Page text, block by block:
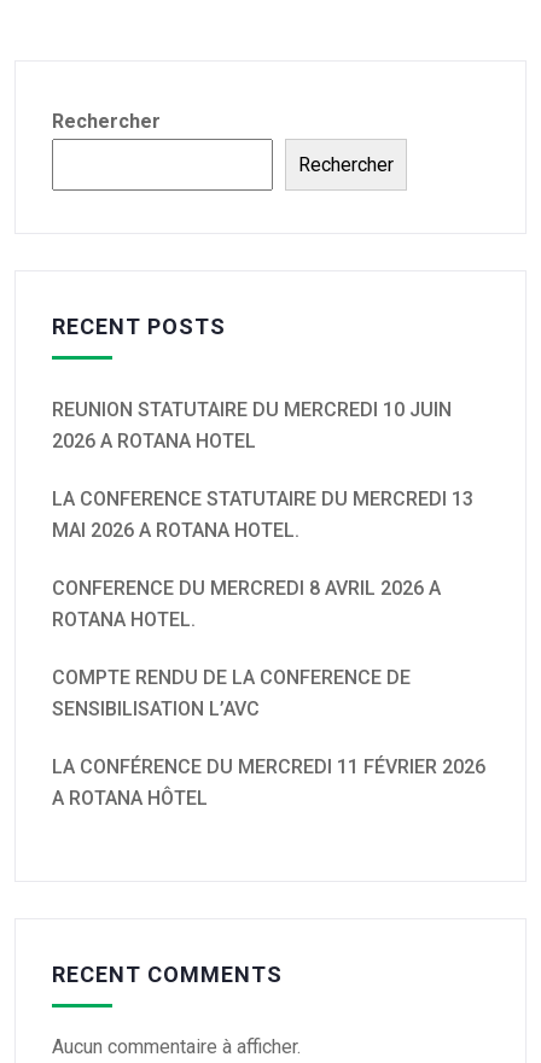
Rechercher
Rechercher
RECENT POSTS
REUNION STATUTAIRE DU MERCREDI 10 JUIN
2026 A ROTANA HOTEL
LA CONFERENCE STATUTAIRE DU MERCREDI 13
MAI 2026 A ROTANA HOTEL.
CONFERENCE DU MERCREDI 8 AVRIL 2026 A
ROTANA HOTEL.
COMPTE RENDU DE LA CONFERENCE DE
SENSIBILISATION L’AVC
LA CONFÉRENCE DU MERCREDI 11 FÉVRIER 2026
A ROTANA HÔTEL
RECENT COMMENTS
Aucun commentaire à afficher.